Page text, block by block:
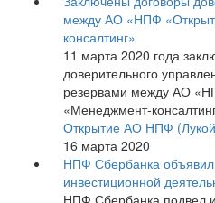
между АО «НПФ
консалтинг»
11 марта 2020 года
доверительного
резервами между АО
«Менеджмент-
Открытие АО НПФ
16 марта 2020
НПФ Сбербанка объявил
инвестиционной
НПФ Сбербанка подвел